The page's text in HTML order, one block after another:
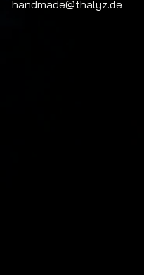
handmade@thalyz.de